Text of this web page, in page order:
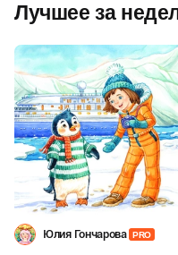
Лучшее за
Юлия Гончарова PRO